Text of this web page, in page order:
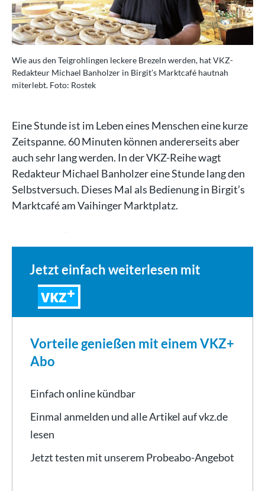
Wie aus den Teigrohlingen leckere Brezeln werden, hat VKZ-
Redakteur Michael Banholzer in Birgit’s Marktcafé hautnah
miterlebt. Foto: Rostek
Eine Stunde ist im Leben eines Menschen eine kurze
Zeitspanne. 60 Minuten können andererseits aber
auch sehr lang werden. In der VKZ-Reihe wagt
Redakteur Michael Banholzer eine Stunde lang den
Selbstversuch. Dieses Mal als Bedienung in Birgit’s
Marktcafé am Vaihinger Marktplatz.
Jetzt einfach weiterlesen mit
VKZ
Vorteile genießen mit einem VKZ+
Abo
Einfach online kündbar
Einmal anmelden und alle Artikel auf vkz.de
lesen
Jetzt testen mit unserem Probeabo-Angebot